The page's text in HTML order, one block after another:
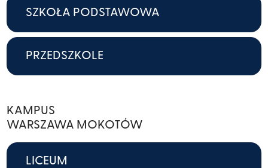
SZKOŁA PODSTAWOWA
PRZEDSZKOLE
KAMPUS
WARSZAWA MOKOTÓW
LICEUM